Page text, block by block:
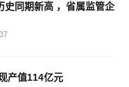
史同期新高 ，省属监管企
产值114亿元